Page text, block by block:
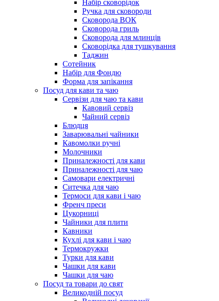
Набір сковорідок
Ручка для сковороди
Сковорода ВОК
Сковорода гриль
Сковорода для млинців
Сковорідка для тушкування
Таджин
Сотейник
Набір для Фондю
Форма для запікання
Посуд для кави та чаю
Сервізи для чаю та кави
Кавовий сервіз
Чайний сервіз
Блюдця
Заварювальні чайники
Кавомолки ручні
Молочники
Приналежності для кави
Приналежності для чаю
Самовари електричні
Ситечка для чаю
Термоси для кави і чаю
Френч преси
Цукорниці
Чайники для плити
Кавники
Кухлі для кави і чаю
Термокружки
Турки для кави
Чашки для кави
Чашки для чаю
Посуд та товари до свят
Великодній посуд